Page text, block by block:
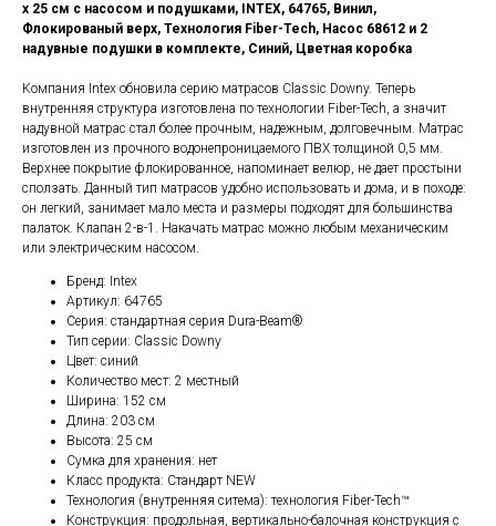
х 25 см с насосом и подушками, INTEX, 64765, Винил,
Флокированый верх, Технология Fiber-Tech, Насос 68612 и 2
надувные подушки в комплекте, Синий, Цветная коробка
Компания Intex обновила серию матрасов Classic Downy. Теперь
внутренняя структура изготовлена по технологии Fiber-Tech, а значит
надувной матрас стал более прочным, надежным, долговечным. Матрас
изготовлен из прочного водонепроницаемого ПВХ толщиной 0,5 мм.
Верхнее покрытие флокированное, напоминает велюр, не дает простыни
сползать. Данный тип матрасов удобно использовать и дома, и в походе:
он легкий, занимает мало места и размеры подходят для большинства
палаток. Клапан 2-в-1. Накачать матрас можно любым механическим
или электрическим насосом.
Бренд: Intex
Артикул: 64765
Серия: стандартная серия Dura-Beam®
Тип серии: Classic Downy
Цвет: синий
Количество мест: 2 местный
Ширина: 152 см
Длина: 203 см
Высота: 25 см
Сумка для хранения: нет
Класс продукта: Стандарт NEW
Технология (внутренняя ситема): технология Fiber-Tech™
Конструкция: продольная, вертикально-балочная конструкция c